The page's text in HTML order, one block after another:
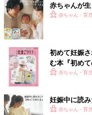
赤ちゃんが
赤ちゃん・育
初めて妊娠
む本『初めて
赤ちゃん・育
妊娠中に読
赤ちゃん・育